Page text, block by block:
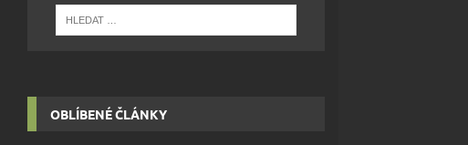
OBLÍBENÉ ČLÁNKY